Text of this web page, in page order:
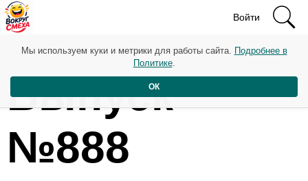
Войти
Выпуск
№888
Мы используем куки и метрики для работы сайта. Подробнее в
Политике.
ОК